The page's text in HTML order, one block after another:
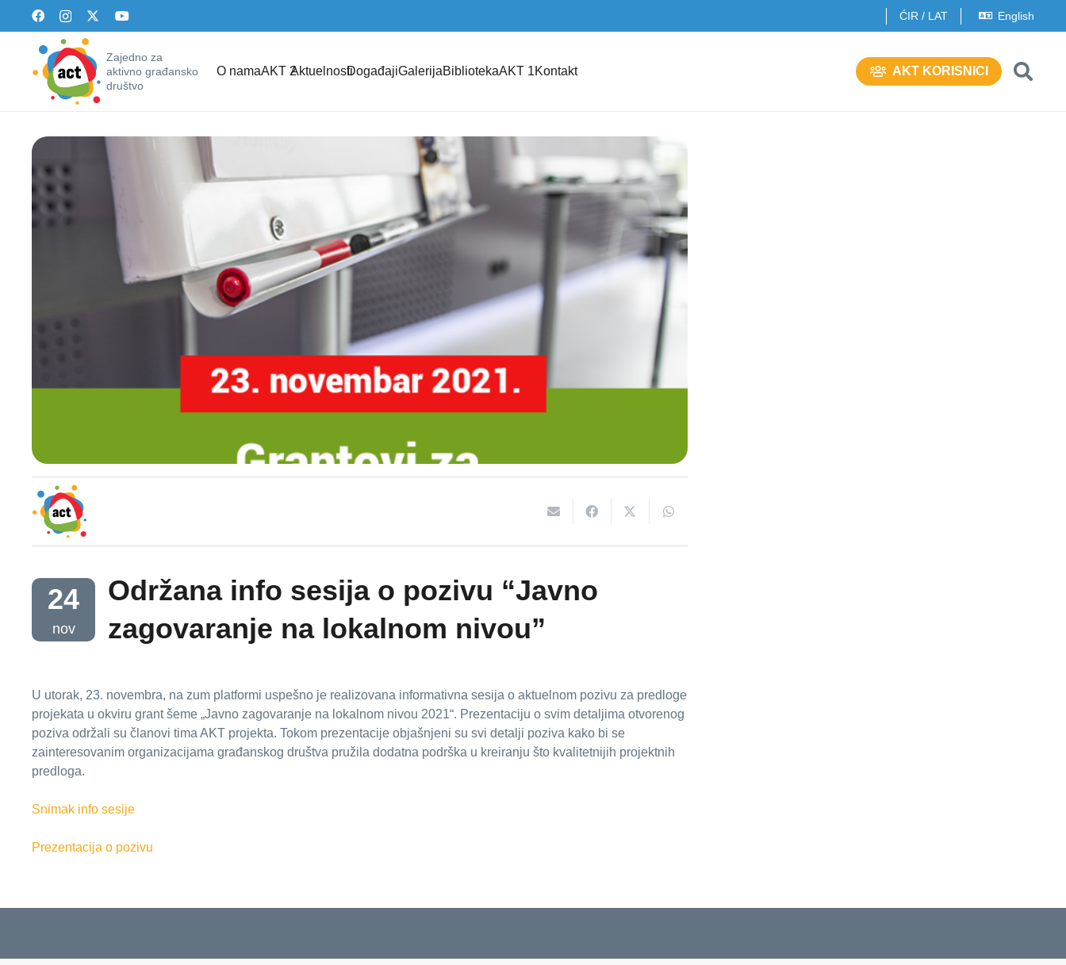
ĆIR / LAT English
Zajedno za
aktivno građansko
društvo
O namaAKT 2AktuelnostiDogađajiGalerijaBibliotekaAKT 1Kontakt AKT KORISNICI
24
nov
Održana info sesija o pozivu “Javno
zagovaranje na lokalnom nivou”
U utorak, 23. novembra, na zum platformi uspešno je realizovana informativna sesija o aktuelnom pozivu za predloge
projekata u okviru grant šeme „Javno zagovaranje na lokalnom nivou 2021“. Prezentaciju o svim detaljima otvorenog
poziva održali su članovi tima AKT projekta. Tokom prezentacije objašnjeni su svi detalji poziva kako bi se
zainteresovanim organizacijama građanskog društva pružila dodatna podrška u kreiranju što kvalitetnijih projektnih
predloga.
Snimak info sesije
Prezentacija o pozivu